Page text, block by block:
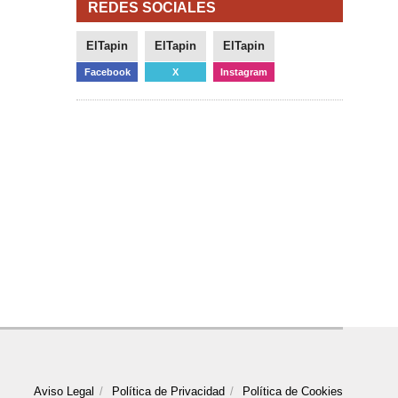
REDES SOCIALES
ElTapin
Facebook
ElTapin
X
ElTapin
Instagram
Aviso Legal Política de Privacidad Política de Cookies